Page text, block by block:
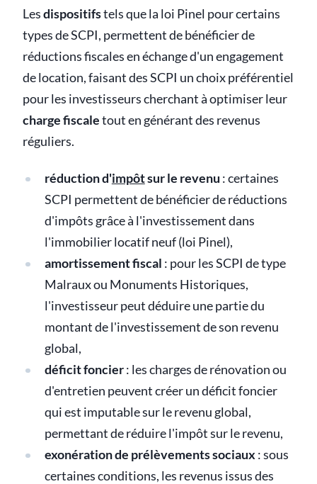
Lesdispositifstels que la loi Pinel pour certains
types de SCPI, permettent de bénéficier de
réductions fiscales en échange d'un engagement
de location, faisant des SCPI un choix préférentiel
pour les investisseurs cherchant à optimiser leur
charge fiscaletout en générant des revenus
réguliers.
réduction d'impôtsur le revenu : certaines
SCPI permettent de bénéficier de réductions
d'impôts grâce à l'investissement dans
l'immobilier locatif neuf (loi Pinel),
amortissement fiscal : pour les SCPI de type
Malraux ou Monuments Historiques,
l'investisseur peut déduire une partie du
montant de l'investissement de son revenu
global,
déficit foncier: les charges de rénovation ou
d'entretien peuvent créer un déficit foncier
qui est imputable sur le revenu global,
permettant de réduire l'impôt sur le revenu,
exonération de prélèvements sociaux: sous
certaines conditions, les revenus issus des